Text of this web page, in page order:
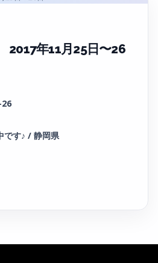
年11月25日〜26
です♪ / 静岡県